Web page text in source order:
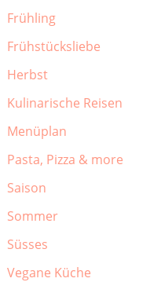
Frühling
Frühstücksliebe
Herbst
Kulinarische Reisen
Menüplan
Pasta, Pizza & more
Saison
Sommer
Süsses
Vegane Küche